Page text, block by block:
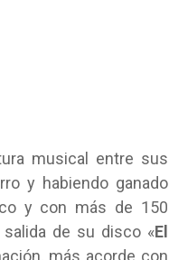
musical entre sus
y habiendo ganado
y con más de 150
de su disco «El
más acorde con